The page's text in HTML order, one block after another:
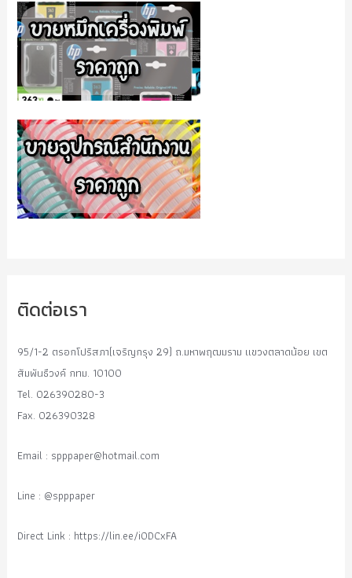
ติดต่อเรา
95/1-2 ตรอกโปริสภา(เจริญกรุง 29) ถ.มหาพฤฒมราม แขวงตลาดน้อย เขต
สัมพันธืวงค์ กทม. 10100
Tel. 026390280-3
Fax. 026390328
Email : spppaper@hotmail.com
Line : @spppaper
Direct Link : https://lin.ee/i0DCxFA